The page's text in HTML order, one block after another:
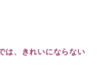
は、きれいにならない